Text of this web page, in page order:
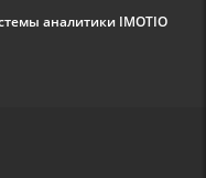
аналитики IMOTIO